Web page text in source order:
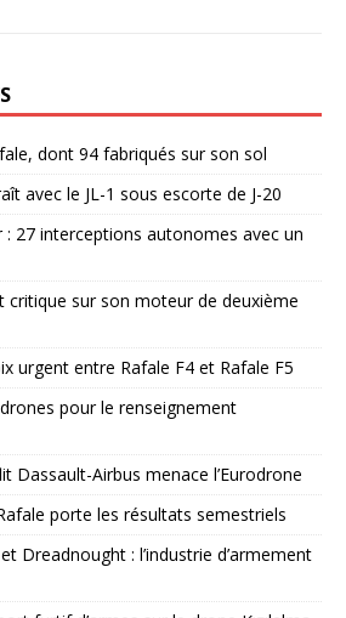
dont 94 fabriqués sur son sol
avec le JL-1 sous escorte de J-20
: 27 interceptions autonomes avec un
critique sur son moteur de deuxième
urgent entre Rafale F4 et Rafale F5
pour le renseignement
Dassault-Airbus menace l’Eurodrone
porte les résultats semestriels
Dreadnought : l’industrie d’armement